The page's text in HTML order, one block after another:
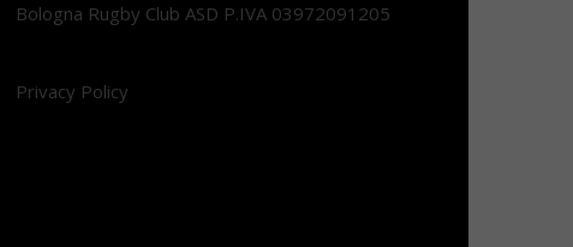
Bologna Rugby Club ASD P.IVA 03972091205
Privacy Policy